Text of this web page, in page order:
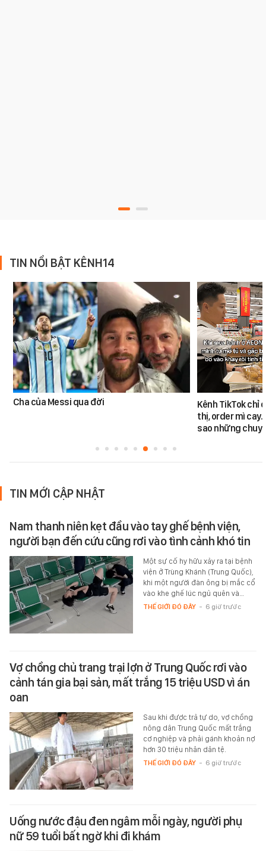
TIN NỔI BẬT KÊNH14
Cha của Messi qua đời
Kênh TikTok chỉ
thị, order mì
sao những
TIN MỚI CẬP NHẬT
Nam thanh niên kẹt đầu vào tay ghế bệnh viện,
người bạn đến cứu cũng rơi vào tình cảnh khó tin
Một sự cố hy hữu xảy ra tại bệnh
viện ở Trùng Khánh (Trung Quốc),
khi một người đàn ông bị mắc cổ
vào khe ghế lúc ngủ quên và…
THẾ GIỚI ĐÓ ĐÂY - 6 giờ trước
Vợ chồng chủ trang trại lợn ở Trung Quốc rơi vào
cảnh tán gia bại sản, mất trắng 15 triệu USD vì án
oan
Sau khi được trả tự do, vợ chồng
nông dân Trung Quốc mất trắng
cơ nghiệp và phải gánh khoản nợ
hơn 30 triệu nhân dân tệ.
THẾ GIỚI ĐÓ ĐÂY - 6 giờ trước
Uống nước đậu đen ngâm mỗi ngày, người phụ
nữ 59 tuổi bất ngờ khi đi khám